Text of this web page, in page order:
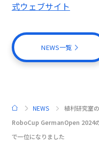
式ウェブサイト
NEWS一覧
HOMENEWS
植村研究室
RoboCup GermanOpen
で一位になりました